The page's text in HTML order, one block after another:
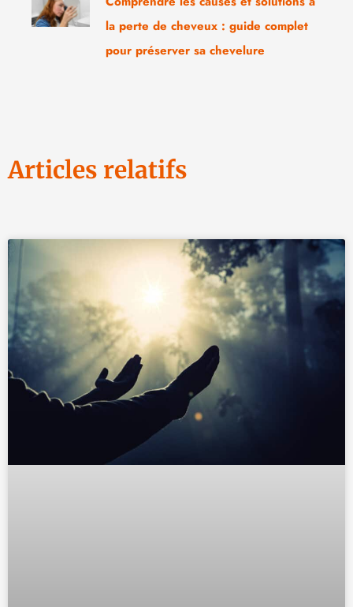
la perte de cheveux : guide complet
pour préserver sa chevelure
Articles relatifs